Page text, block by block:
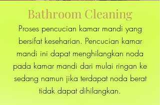
Bathroom Cleaning
Proses pencucian kamar mandi yang
bersifat keseharian. Pencucian kamar
mandi ini dapat menghilangkan noda
pada kamar mandi dari mulai ringan ke
sedang namun jika terdapat noda berat
tidak dapat dihilangkan.